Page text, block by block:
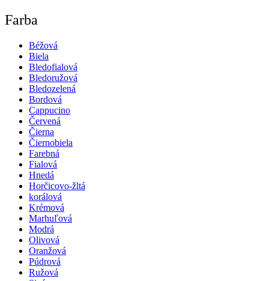
Farba
Béžová
Biela
Bledofialová
Bledoružová
Bledozelená
Bordová
Cappucino
Červená
Čierna
Čiernobiela
Farebná
Fialová
Hnedá
Horčicovo-žltá
korálová
Krémová
Marhuľová
Modrá
Olivová
Oranžová
Púdrová
Ružová